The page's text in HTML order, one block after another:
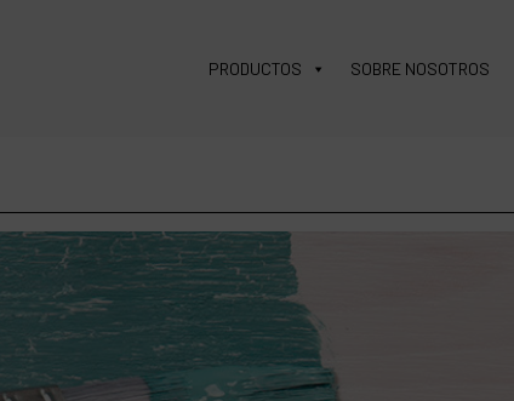
PRODUCTOS SOBRE NOSOTROS